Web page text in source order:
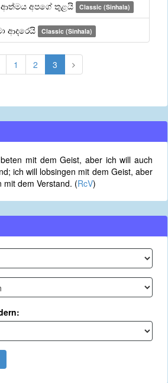
අපගේ තුළයි Classic (Sinhala)
ආදරෙයි Classic (Sinhala)
1 2 3
mit dem Geist, aber ich will auch
ich will lobsingen mit dem Geist, aber
mit dem Verstand. (RcV)